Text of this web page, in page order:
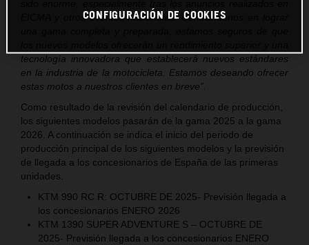
EICMA y otros eventos nacionales. Centrándonos en lograr
tecnología innovadora que establecerá nuevos estándares
en la industria de la motocicleta. Estamos deseando ofrecer
estas motos a nuestros clientes en breve”.
Como resultado de la revisión del calendario de producción,
los siguientes modelos pasarán de la gama 2025 a la gama
2026. A continuación se indica el inicio del periodo de
producción principal de los siguientes modelos y la previsión
de llegada a los concesionarios de España de las primeras
unidades.
KTM 990 RC R: OCTUBRE DE 2025- Previsión llegada a
los concesionarios ENERO 2026
KTM 1390 SUPER ADVENTURE S – OCTUBRE DE
2025- Previsión llegada a los concesionarios ENERO
CONFIGURACIÓN DE COOKIES